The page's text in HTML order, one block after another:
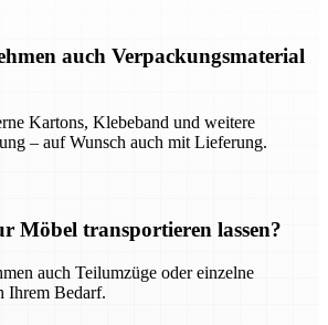
auch Verpackungsmaterial
Kartons, Klebeband und weitere
– auf Wunsch auch mit Lieferung.
Möbel transportieren lassen?
auch Teilumzüge oder einzelne
Ihrem Bedarf.